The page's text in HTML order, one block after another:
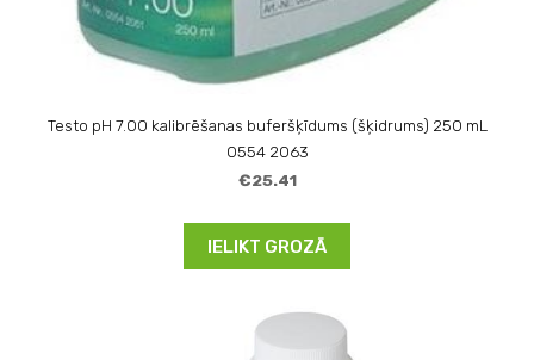
Testo pH 7.00 kalibrēšanas buferšķīdums (šķidrums) 250 mL
0554 2063
€25.41
IELIKT GROZĀ